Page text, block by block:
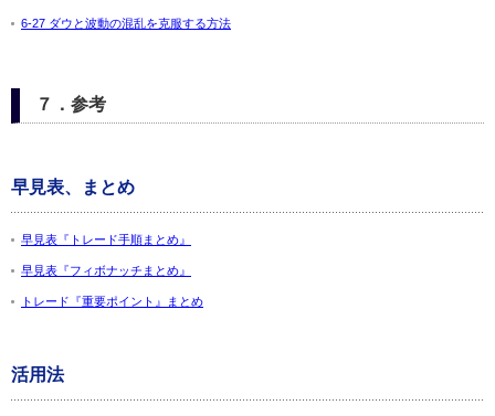
6-27 ダウと波動の混乱を克服する方法
７．参考
早見表、まとめ
早見表『トレード手順まとめ』
早見表『フィボナッチまとめ』
トレード『重要ポイント』まとめ
活用法